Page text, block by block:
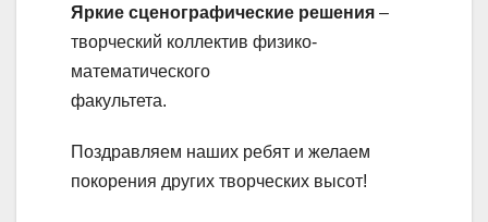
Яркие сценографические решения –
творческий коллектив физико-
математического
факультета.
Поздравляем наших ребят и желаем
покорения других творческих высот!